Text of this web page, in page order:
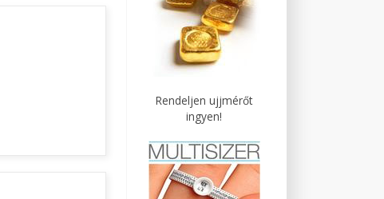
Rendeljen ujjmérőt
ingyen!